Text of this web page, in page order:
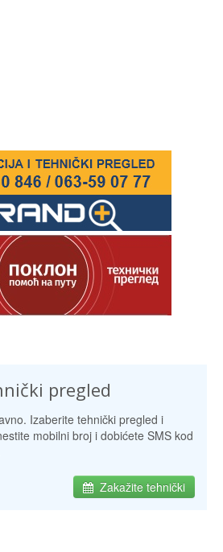
pregled
Izaberite tehnički pregled i
mobilni broj i dobićete SMS kod
Zakažite tehnički